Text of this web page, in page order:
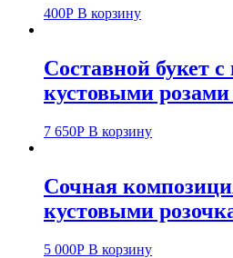
400Р В корзину
Составной букет с
кустовыми
7 650Р В корзину
Сочная
кустовыми
5 000Р В корзину